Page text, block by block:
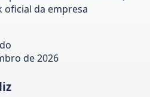
oficial da empresa
de 2026